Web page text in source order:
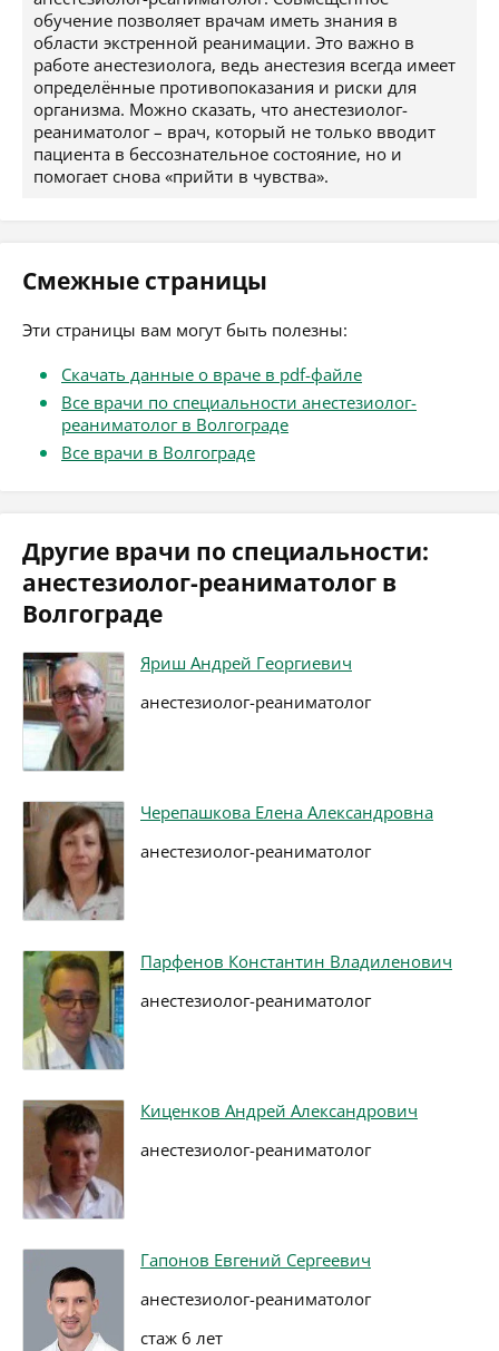
обучение позволяет врачам иметь знания в
области экстренной реанимации. Это важно в
работе анестезиолога, ведь анестезия всегда имеет
определённые противопоказания и риски для
организма. Можно сказать, что анестезиолог-
реаниматолог – врач, который не только вводит
пациента в бессознательное состояние, но и
помогает снова «прийти в чувства».
Смежные страницы
Эти страницы вам могут быть полезны:
Скачать данные о враче в pdf-файле
Все врачи по специальности анестезиолог-
реаниматолог в Волгограде
Все врачи в Волгограде
Другие врачи по специальности:
анестезиолог-реаниматолог в
Волгограде
Яриш Андрей Георгиевич
анестезиолог-реаниматолог
Черепашкова Елена Александровна
анестезиолог-реаниматолог
Парфенов Константин Владиленович
анестезиолог-реаниматолог
Киценков Андрей Александрович
анестезиолог-реаниматолог
Гапонов Евгений Сергеевич
анестезиолог-реаниматолог
стаж 6 лет